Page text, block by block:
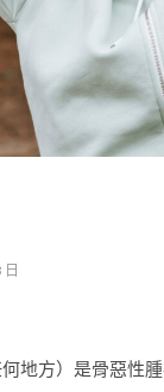
地方）是骨惡性